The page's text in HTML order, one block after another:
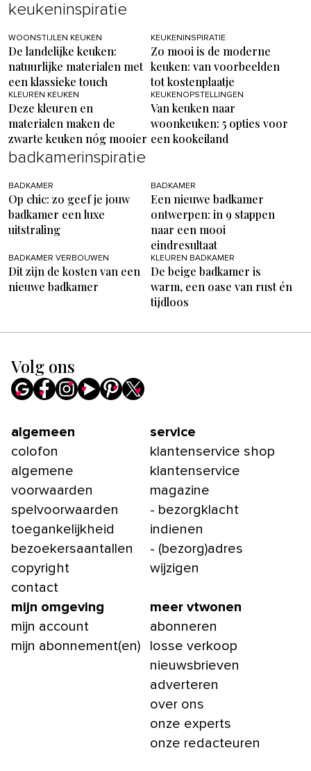
keukeninspiratie
WOONSTIJLEN KEUKEN
De landelijke keuken:
natuurlijke materialen met
een klassieke touch
KEUKENINSPIRATIE
Zo mooi is de moderne
keuken: van voorbeelden
tot kostenplaatje
KLEUREN KEUKEN
Deze kleuren en
materialen maken de
zwarte keuken nóg mooier
KEUKENOPSTELLINGEN
Van keuken naar
woonkeuken: 5 opties voor
een kookeiland
badkamerinspiratie
BADKAMER
Op chic: zo geef je jouw
badkamer een luxe
uitstraling
BADKAMER
Een nieuwe badkamer
ontwerpen: in 9 stappen
naar een mooi
eindresultaat
BADKAMER VERBOUWEN
Dit zijn de kosten van een
nieuwe badkamer
KLEUREN BADKAMER
De beige badkamer is
warm, een oase van rust én
tijdloos
Volg ons
algemeen
colofon
algemene
voorwaarden
spelvoorwaarden
toegankelijkheid
bezoekersaantallen
copyright
contact
service
klantenservice shop
klantenservice
magazine
- bezorgklacht
indienen
- (bezorg)adres
wijzigen
mijn omgeving
mijn account
mijn abonnement(en)
meer vtwonen
abonneren
losse verkoop
nieuwsbrieven
adverteren
over ons
onze experts
onze redacteuren